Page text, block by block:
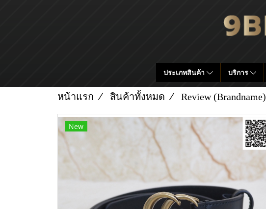
ประเภทสินค้า บริการ
หน้าแรก สินค้าทั้งหมด Review (Brandname)
New